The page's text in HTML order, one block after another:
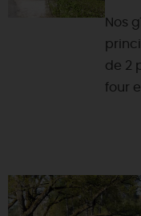
Nos
de 2
four